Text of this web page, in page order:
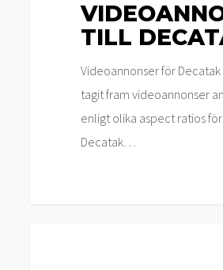
TILL
Videoannonser för Decatak
tagit fram videoannonser
enligt olika aspect ratios för
Decatak…